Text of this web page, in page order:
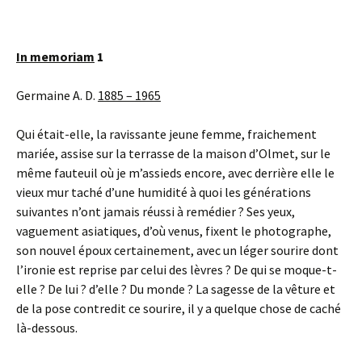
In memoriam 1
Germaine A. D. 1885 – 1965
Qui était-elle, la ravissante jeune femme, fraichement
mariée, assise sur la terrasse de la maison d’Olmet, sur le
même fauteuil où je m’assieds encore, avec derrière elle le
vieux mur taché d’une humidité à quoi les générations
suivantes n’ont jamais réussi à remédier ? Ses yeux,
vaguement asiatiques, d’où venus, fixent le photographe,
son nouvel époux certainement, avec un léger sourire dont
l’ironie est reprise par celui des lèvres ? De qui se moque-t-
elle ? De lui ? d’elle ? Du monde ? La sagesse de la vêture et
de la pose contredit ce sourire, il y a quelque chose de caché
là-dessous.